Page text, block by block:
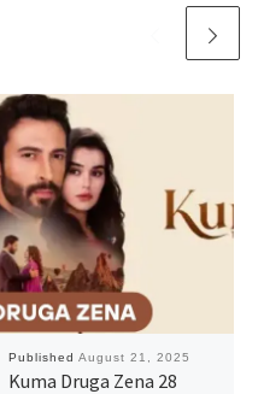
Published August 21, 2025
Kuma Druga Zena 28